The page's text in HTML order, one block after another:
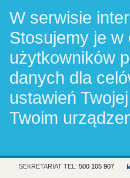
W serwisie
Stosujemy je
użytkowników
danych dla
ustawień
Twoim
SEKRETARIAT TEL: 500 105 907